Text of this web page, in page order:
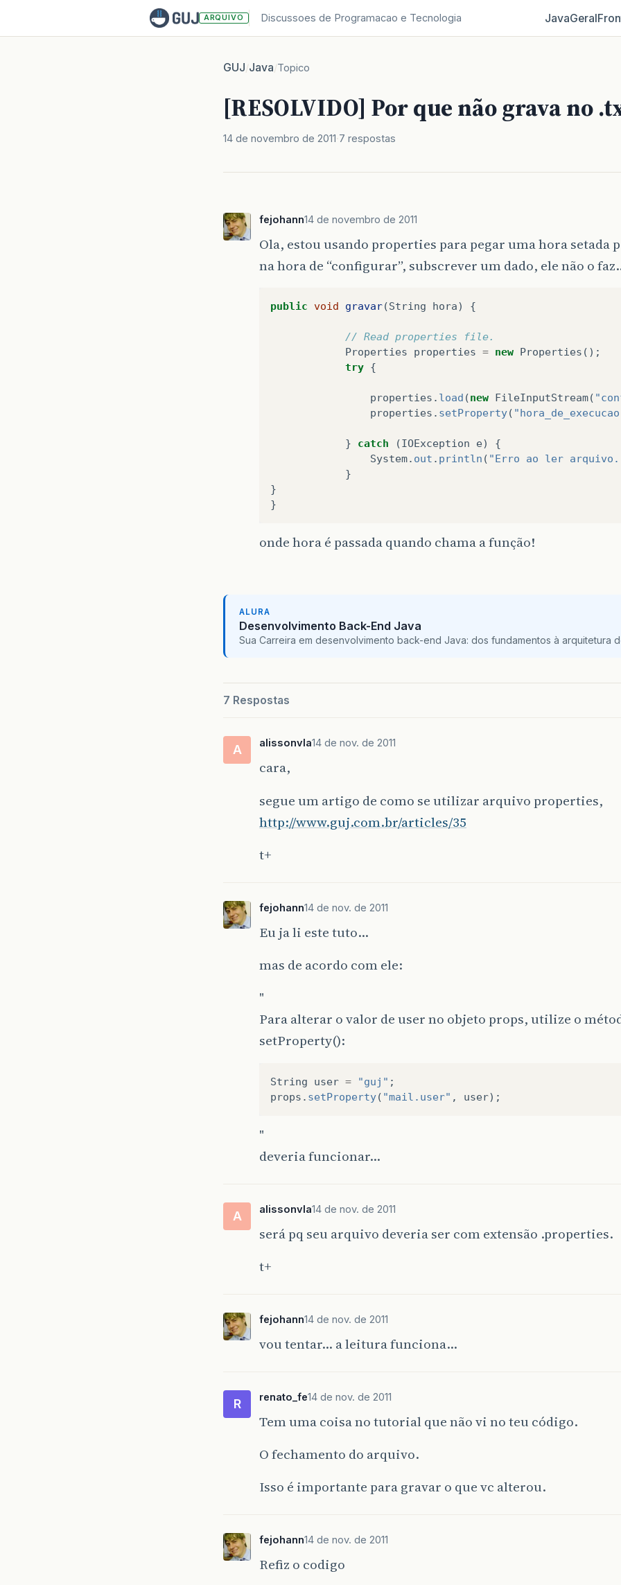
ARQUIVO Discussoes de Programacao e Tecnologia JavaGeral
GUJ/Java/Topico
[RESOLVIDO] Por que não grava no
14 de novembro de 2011 7 respostas
fejohann14 de novembro de 2011
Ola, estou usando properties para pegar uma hora setada
na hora de “configurar”, subscrever um dado, ele não o
public void gravar(String hora) {
// Read properties file.
Properties
properties = new Properties ();
try {
properties . load (new FileInputStream(
properties . setProperty(
} catch (IOException e)
{
System. out . println ( "Erro ao ler
}
}
}
onde hora é passada quando chama a função!
ALURA
Desenvolvimento Back-End Java
Sua Carreira em desenvolvimento back-end Java: dos fundamentos à arquitetura
7 Respostas
A alissonvla14 de nov. de 2011
cara,
segue um artigo de como se utilizar arquivo properties,
http://www.guj.com.br/articles/35
t+
fejohann14 de nov. de 2011
Eu ja li este tuto…
mas de acordo com ele:
"
Para alterar o valor de user no objeto props, utilize o
setProperty():
String user = "guj" ;
props . setProperty( "mail.user" , user);
"
deveria funcionar…
A alissonvla14 de nov. de 2011
será pq seu arquivo deveria ser com extensão .properties.
t+
fejohann14 de nov. de 2011
vou tentar… a leitura funciona…
R renato_fe14 de nov. de 2011
Tem uma coisa no tutorial que não vi no teu código.
O fechamento do arquivo.
Isso é importante para gravar o que vc alterou.
fejohann14 de nov. de 2011
Refiz o codigo